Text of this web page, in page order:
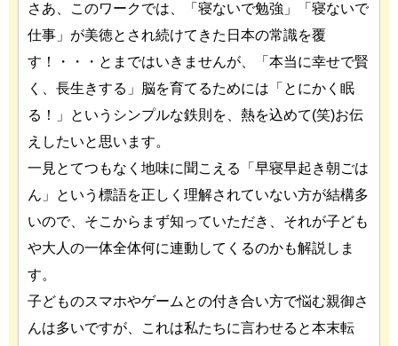
さあ、このワークでは、「寝ないで勉強」「寝ないで
仕事」が美徳とされ続けてきた日本の常識を覆
す！・・・とまではいきませんが、「本当に幸せで賢
く、長生きする」脳を育てるためには「とにかく眠
る！」というシンプルな鉄則を、熱を込めて(笑)お伝
えしたいと思います。
一見とてつもなく地味に聞こえる「早寝早起き朝ごは
ん」という標語を正しく理解されていない方が結構多
いので、そこからまず知っていただき、それが子ども
や大人の一体全体何に連動してくるのかも解説しま
す。
子どものスマホやゲームとの付き合い方で悩む親御さ
んは多いですが、これは私たちに言わせると本末転